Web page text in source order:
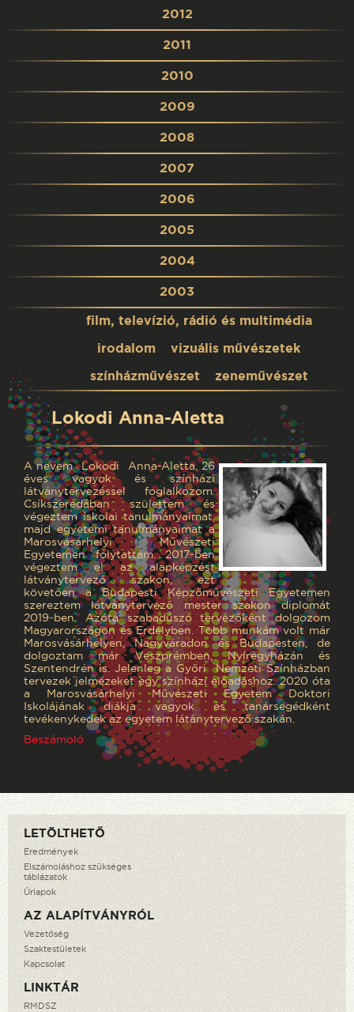
2012
2011
2010
2009
2008
2007
2006
2005
2004
2003
film, televízió, rádió és multimédia
irodalom
vizuális művészetek
színházművészet
zeneművészet
Lokodi Anna-Aletta
A nevem Lokodi Anna-Aletta, 26
éves vagyok és színházi
látványtervezéssel foglalkozom.
Csíkszeredában születtem és
végeztem iskolai tanulmányaimat,
majd egyetemi tanulmányaimat a
Marosvásárhelyi Művészeti
Egyetemen folytattam. 2017-ben
végeztem el az alapképzést
látványtervező szakon, ezt
követően a Budapesti Képzőművészeti Egyetemen
szereztem látványtervező mester szakon diplomát
2019-ben. Azóta szabadúszó tervezőként dolgozom
Magyarországon és Erdélyben. Több munkám volt már
Marosvásárhelyen, Nagyváradon és Budapesten, de
dolgoztam már Veszprémben, Nyíregyházán és
Szentendrén is. Jelenleg a Győri Nemzeti Színházban
tervezek jelmezeket egy színházi előadáshoz. 2020 óta
a Marosvásárhelyi Művészeti Egyetem Doktori
Iskolájának diákja vagyok és tanársegédként
tevékenykedek az egyetem látánytervező szakán.
Beszámoló
LETÖLTHETŐ
Eredmények
Elszámoláshoz szükséges
táblázatok
Űrlapok
AZ ALAPÍTVÁNYRÓL
Vezetőség
Szaktestületek
Kapcsolat
LINKTÁR
RMDSZ